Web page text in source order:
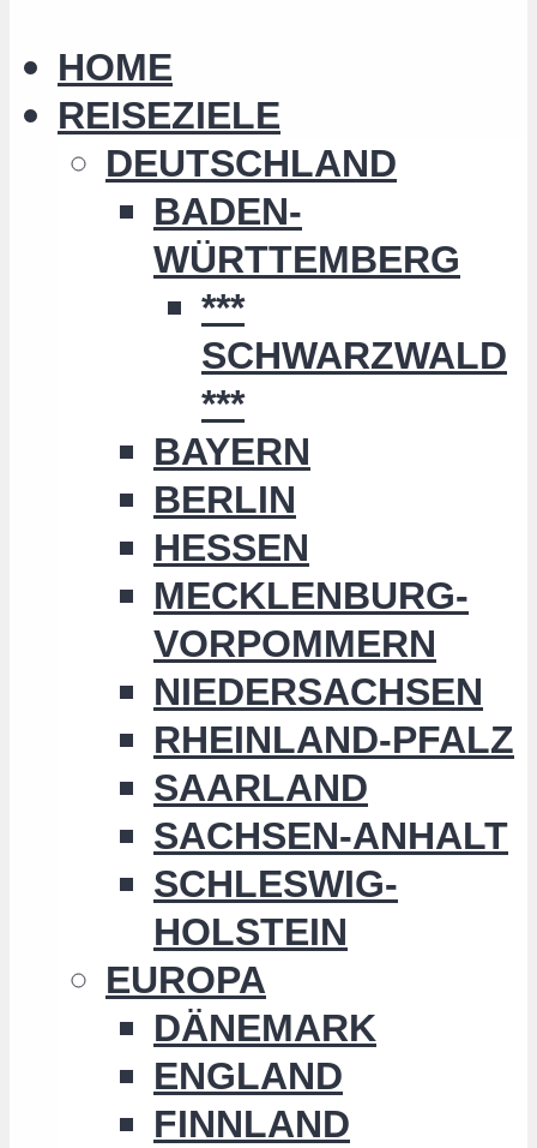
HOME
REISEZIELE
DEUTSCHLAND
BADEN-
WÜRTTEMBERG
***
SCHWARZWALD
***
BAYERN
BERLIN
HESSEN
MECKLENBURG-
VORPOMMERN
NIEDERSACHSEN
RHEINLAND-PFALZ
SAARLAND
SACHSEN-ANHALT
SCHLESWIG-
HOLSTEIN
EUROPA
DÄNEMARK
ENGLAND
FINNLAND